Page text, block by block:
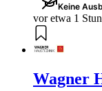
Keine
vor etwa 1
Wagner